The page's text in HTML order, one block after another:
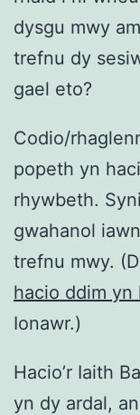
dysgu mwy
trefnu dy
gael eto?
Codio/
popeth yn
rhywbeth.
gwahanol
trefnu mwy.
hacio ddim yn
Ionawr.)
Hacio’r Iaith
yn dy ardal,